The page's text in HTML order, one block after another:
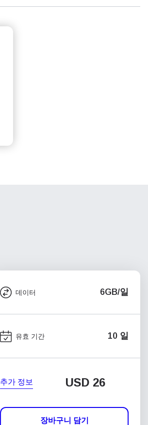
데이터 6GB/일
유효 기간 10 일
추가 정보 USD 26
장바구니 담기